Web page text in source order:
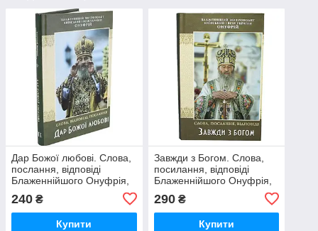
Дар Божої любові. Слова,
послання, відповіді
Блаженнійшого Онуфрія,
митрополита Київського і
всієї України
240 ₴
Купити
Завжди з Богом. Слова,
посилання, відповіді
Блаженнійшого Онуфрія,
митрополита Київського і
всієї України
290₴
Купити